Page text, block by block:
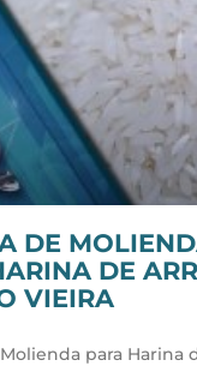
DE
DE
VIEIRA
para Harina